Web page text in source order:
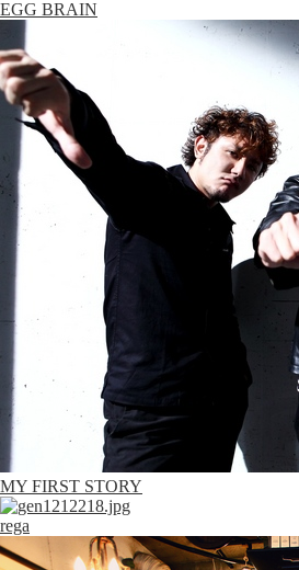
EGG BRAIN
MY FIRST STORY
rega